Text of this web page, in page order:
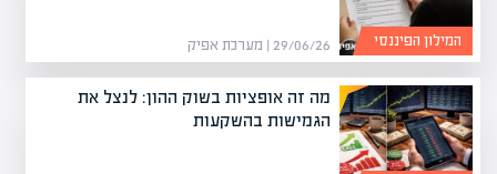
29/06/26 | מערכת אפיק המילון הפיננסי
מה זה אופציות בשוק ההון: לנצל את
הגמישות בהשקעות